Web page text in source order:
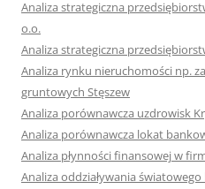
Analiza strategiczna
o.o.
Analiza strategiczna
Analiza rynku nieruchomości np.
gruntowych Stęszew
Analiza porównawcza uzdrowisk
Analiza porównawcza lokat
Analiza płynności finansowej w
Analiza oddziaływania